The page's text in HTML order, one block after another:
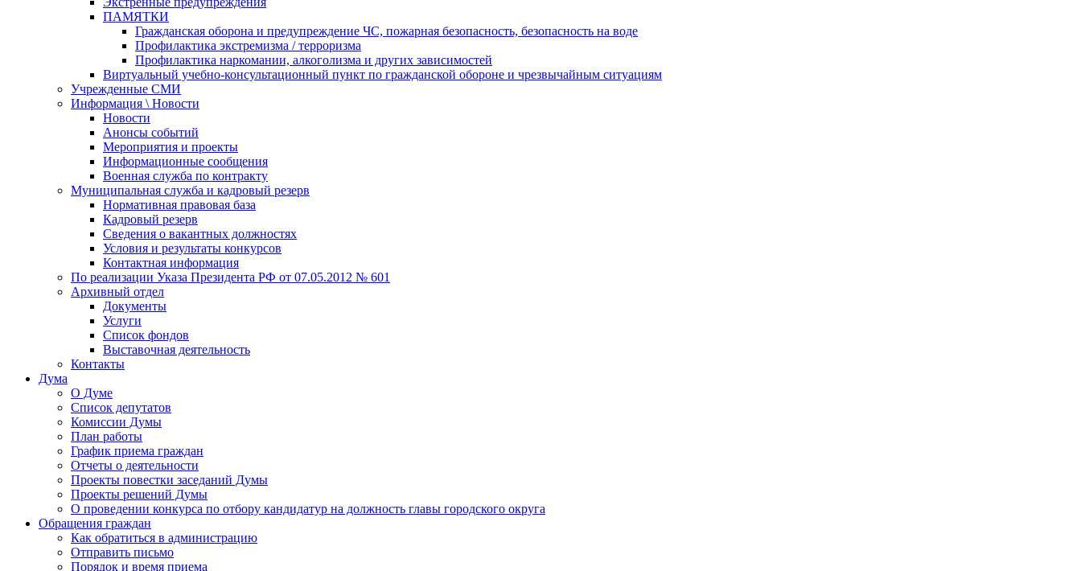
ПАМЯТКИ
Гражданская оборона и предупреждение ЧС, пожарная безопасность, безопасность на воде
Профилактика экстремизма / терроризма
Профилактика наркомании, алкоголизма и других зависимостей
Виртуальный учебно-консультационный пункт по гражданской обороне и чрезвычайным ситуациям
Учрежденные СМИ
Информация \ Новости
Новости
Анонсы событий
Мероприятия и проекты
Информационные сообщения
Военная служба по контракту
Муниципальная служба и кадровый резерв
Нормативная правовая база
Кадровый резерв
Сведения о вакантных должностях
Условия и результаты конкурсов
Контактная информация
По реализации Указа Президента РФ от 07.05.2012 № 601
Архивный отдел
Документы
Услуги
Список фондов
Выставочная деятельность
Контакты
Дума
О Думе
Список депутатов
Комиссии Думы
План работы
График приема граждан
Отчеты о деятельности
Проекты повестки заседаний Думы
Проекты решений Думы
О проведении конкурса по отбору кандидатур на должность главы городского округа
Обращения граждан
Как обратиться в администрацию
Отправить письмо
Порядок и время приема